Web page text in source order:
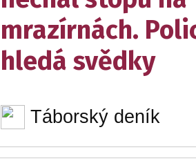
mrazírnách.
hledá svědky
Táborský deník